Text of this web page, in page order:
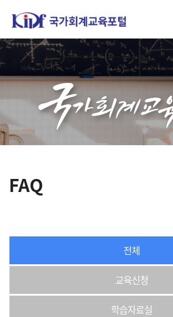
홈페이지가 새롭게 개편되었습니다.
한국조세재정연구원홈페이지가 새롭
FAQ
전체
교육신청
학습자료실